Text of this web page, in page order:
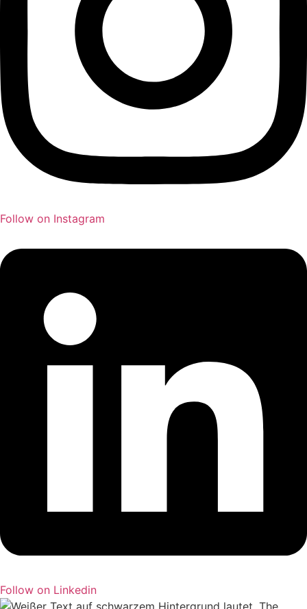
Follow on Instagram
Follow on Linkedin